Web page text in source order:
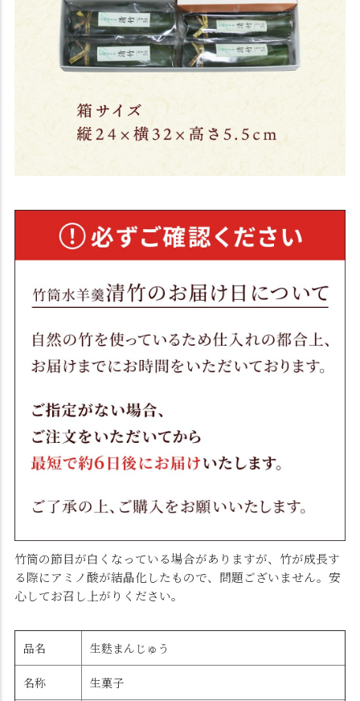
竹筒の節目が白くなっている場合がありますが、竹が成長す
る際にアミノ酸が結晶化したもので、問題ございません。安
心してお召し上がりください。
品名 生麩まんじゅう
名称 生菓子